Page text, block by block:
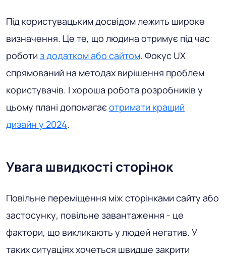
Під користувацьким досвідом лежить широке
визначення. Це те, що людина отримує під час
роботи з додатком або сайтом. Фокус UX
спрямований на методах вирішення проблем
користувачів. І хороша робота розробників у
цьому плані допомагаєотримати кращий
дизайн у 2024.
Увага швидкості сторінок
Повільне переміщення між сторінками сайту або
застосунку, повільне завантаження - це
фактори, що викликають у людей негатив. У
таких ситуаціях хочеться швидше закрити